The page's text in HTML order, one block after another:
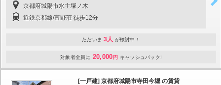
京都府城陽市水主塚ノ木
近鉄京都線/富野荘 徒歩12分
ただいま 3人 が検討中！
対象者全員に 20,000 円 キャッシュバック!
[一戸建] 京都府城陽市寺田今堀 の賃貸